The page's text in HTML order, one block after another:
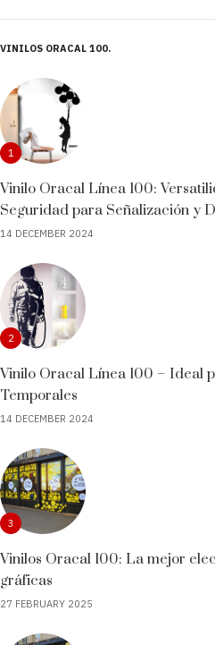
VINILOS ORACAL 100
1
Vinilo Oracal Línea 100:
Seguridad para Señalización y
14 DECEMBER 2024
2
Vinilo Oracal Línea 100 – Ideal
Temporales
14 DECEMBER 2024
3
Vinilos Oracal 100: La mejor
gráficas
27 FEBRUARY 2025